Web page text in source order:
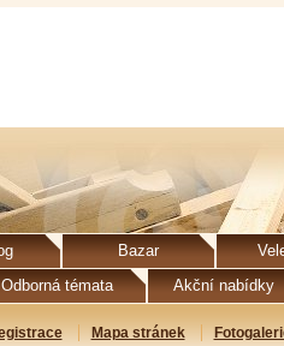
Bazar
Odborná témata Akční nabídky
Mapa stránek